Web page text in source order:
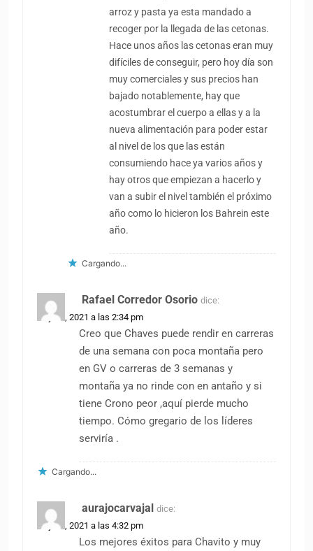
arroz y pasta ya esta mandado a
recoger por la llegada de las cetonas.
Hace unos años las cetonas eran muy
difíciles de conseguir, pero hoy día son
muy comerciales y sus precios han
bajado notablemente, hay que
acostumbrar el cuerpo a ellas y a la
nueva alimentación para poder estar
al nivel de los que las están
consumiendo hace ya varios años y
hay otros que empiezan a hacerlo y
van a subir el nivel también el próximo
año como lo hicieron los Bahrein este
año.
Cargando...
Rafael Corredor Osorio dice:
22 julio, 2021 a las 2:34 pm
Creo que Chaves puede rendir en carreras
de una semana con poca montaña pero
en GV o carreras de 3 semanas y
montaña ya no rinde con en antaño y si
tiene Crono peor ,aquí pierde mucho
tiempo. Cómo gregario de los líderes
serviría .
Cargando...
aurajocarvajal dice:
22 julio, 2021 a las 4:32 pm
Los mejores éxitos para Chavito y muy